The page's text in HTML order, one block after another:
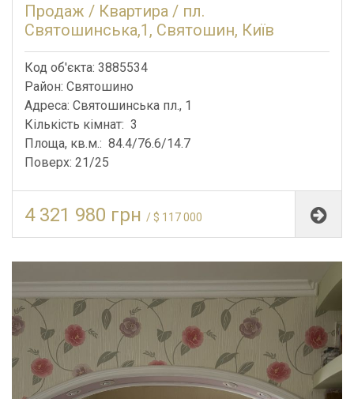
Продаж / Квартира / пл.
Святошинська,1, Святошин, Київ
Код об'єкта: 3885534
Район: Святошино
Адреса: Святошинська пл., 1
Кількість кімнат: 3
Площа, кв.м.: 84.4/76.6/14.7
Поверх: 21/25
4 321 980 грн / $ 117 000